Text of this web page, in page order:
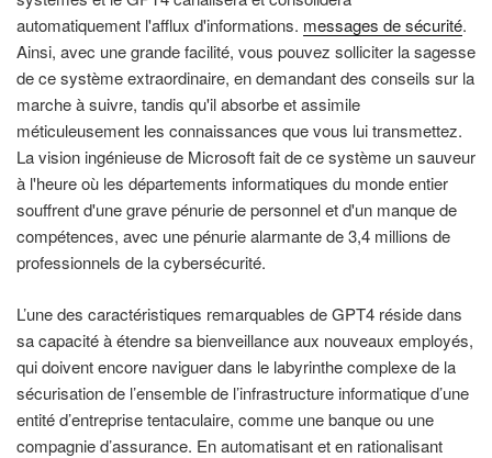
automatiquement l'afflux d'informations. messages de sécurité.
Ainsi, avec une grande facilité, vous pouvez solliciter la sagesse
de ce système extraordinaire, en demandant des conseils sur la
marche à suivre, tandis qu'il absorbe et assimile
méticuleusement les connaissances que vous lui transmettez.
La vision ingénieuse de Microsoft fait de ce système un sauveur
à l'heure où les départements informatiques du monde entier
souffrent d'une grave pénurie de personnel et d'un manque de
compétences, avec une pénurie alarmante de 3,4 millions de
professionnels de la cybersécurité.
L’une des caractéristiques remarquables de GPT4 réside dans
sa capacité à étendre sa bienveillance aux nouveaux employés,
qui doivent encore naviguer dans le labyrinthe complexe de la
sécurisation de l’ensemble de l’infrastructure informatique d’une
entité d’entreprise tentaculaire, comme une banque ou une
compagnie d’assurance. En automatisant et en rationalisant